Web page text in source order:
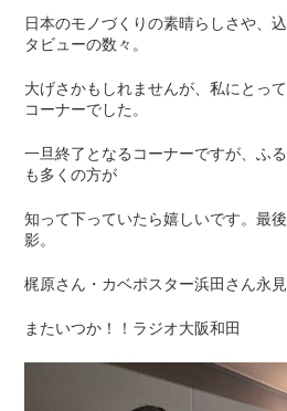
日本のモノづくりの素晴らしさや、
タビューの数々。
大げさかもしれませんが、私にとっ
コーナーでした。
一旦終了となるコーナーですが、ふ
も多くの方が
知って下っていたら嬉しいです。最
影。
梶原さん・カベポスター浜田さん永
またいつか！！ラジオ大阪和田